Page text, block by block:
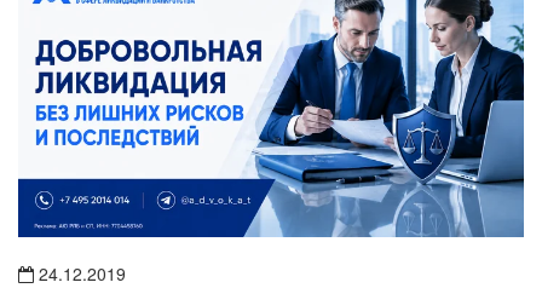
24.12.2019